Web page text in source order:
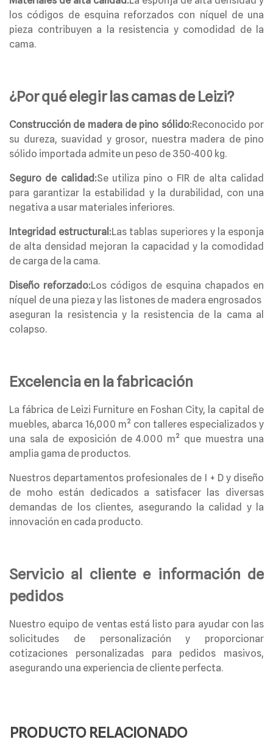
PRODUCTO RELACIONADO